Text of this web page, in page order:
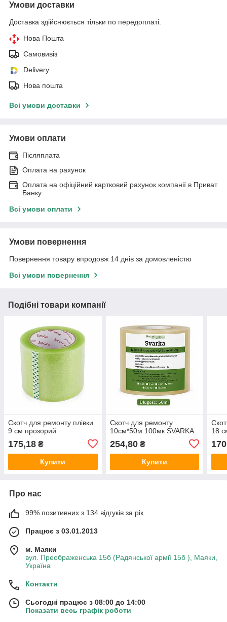
Умови доставки
Доставка здійснюється тільки по передоплаті.
Нова Пошта
Самовивіз
Delivery
Нова пошта
Всі умови доставки
Умови оплати
Післяплата
Оплата на рахунок
Оплата на офіційний картковий рахунок компанії в Приват
Банку
Всі умови оплати
Умови повернення
Повернення товару впродовж 14 днів за домовленістю
Всі умови повернення
Подібні товари компанії
Скотч для ремонту плівки
9 см прозорий
175,18 ₴
Купити
Скотч для ремонту
10см*50м 100мк SVARKA
254,80₴
Купити
18
Про нас
99% позитивних з 134 відгуків за рік
Працює з 03.01.2013
м. Маяки
вул. Преображенська 15б (Радянської армії 15б ), Маяки,
Україна
Контакти
Сьогодні працює з 08:00 до 14:00
Показати весь графік роботи